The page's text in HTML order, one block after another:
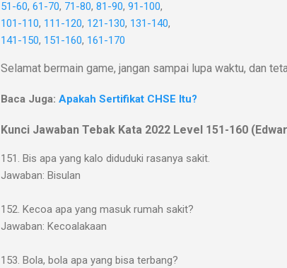
51-60, 61-70, 71-80, 81-90, 91-100,
101-110, 111-120, 121-130, 131-140,
141-150, 151-160, 161-170
Selamat bermain game, jangan sampai lupa waktu, dan
Baca Juga: Apakah Sertifikat CHSE Itu?
Kunci Jawaban Tebak Kata 2022 Level 151-160
151. Bis apa yang kalo diduduki rasanya sakit.
Jawaban: Bisulan
152. Kecoa apa yang masuk rumah sakit?
Jawaban: Kecoalakaan
153. Bola, bola apa yang bisa terbang?